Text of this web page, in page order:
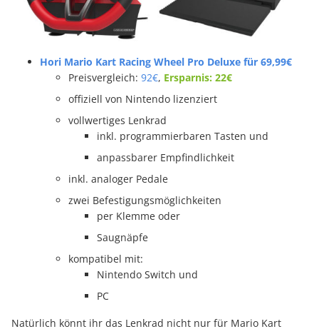
Hori Mario Kart Racing Wheel Pro Deluxe für 69,99€
Preisvergleich: 92€, Ersparnis: 22€
offiziell von Nintendo lizenziert
vollwertiges Lenkrad
inkl. programmierbaren Tasten und
anpassbarer Empfindlichkeit
inkl. analoger Pedale
zwei Befestigungsmöglichkeiten
per Klemme oder
Saugnäpfe
kompatibel mit:
Nintendo Switch und
PC
Natürlich könnt ihr das Lenkrad nicht nur für Mario Kart